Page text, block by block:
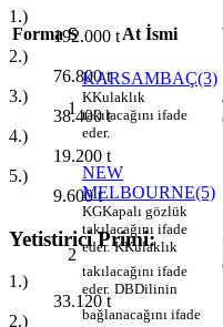
1.)
192.000 t
2.)
76.800t
3.)
38.400t
4.)
19.200 t
5.)
9.600t
Yetistirici Primi:
1.)
33.120 t
2.)
Forma S At İsmi
1
KARSAMBAÇ(3)
KKulaklık
takılacağını ifade
eder.
2
NEW
MELBOURNE(5)
KGKapalı gözlük
takılacağını ifade
eder. KKulaklık
takılacağını ifade
eder. DBDilinin
bağlanacağını ifade